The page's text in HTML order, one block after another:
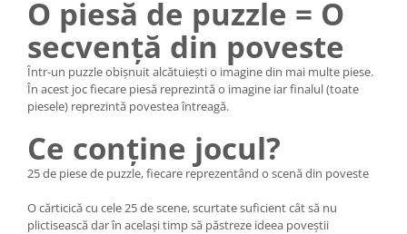
O piesă de puzzle = O
secvență din poveste
Într-un puzzle obișnuit alcătuiești o imagine din mai multe piese.
În acest joc fiecare piesă reprezintă o imagine iar finalul (toate
piesele) reprezintă povestea întreagă.
Ce conține jocul?
25 de piese de puzzle, fiecare reprezentând o scenă din poveste
O cărticică cu cele 25 de scene, scurtate suficient cât să nu
plictisească dar în același timp să păstreze ideea poveștii